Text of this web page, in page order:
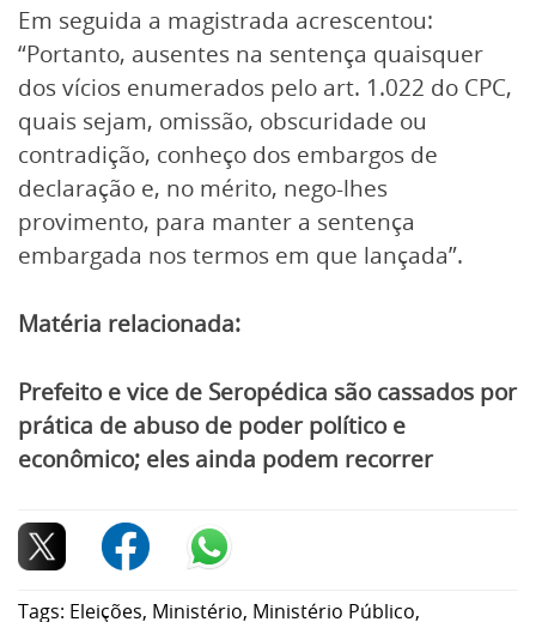
Em seguida a magistrada acrescentou:
“Portanto, ausentes na sentença quaisquer
dos vícios enumerados pelo art. 1.022 do CPC,
quais sejam, omissão, obscuridade ou
contradição, conheço dos embargos de
declaração e, no mérito, nego-lhes
provimento, para manter a sentença
embargada nos termos em que lançada”.
Matéria relacionada:
Prefeito e vice de Seropédica são cassados por
prática de abuso de poder político e
econômico; eles ainda podem recorrer
Tags: Eleições, Ministério, Ministério Público,